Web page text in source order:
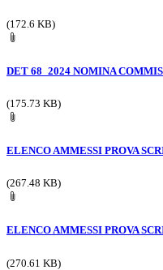
(172.6 KB)
DET 68_2024 NOMINA
(175.73 KB)
ELENCO AMMESSI PROVA
(267.48 KB)
ELENCO AMMESSI PROVA
(270.61 KB)